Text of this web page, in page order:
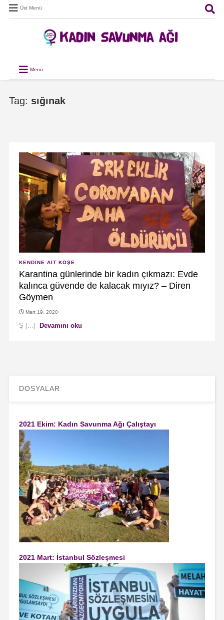
Üst Menü
Menü
Tag: sığınak
KENDINE AIT KÖŞE
Karantina günlerinde bir kadın çıkmazı: Evde
kalınca güvende de kalacak mıyız? – Diren
Göymen
Mart 19, 2020
Ş [...] Devamını oku
DOSYALAR
2021 Ekim: Kadın Savunma Ağı Çalıştayı
2021 Mart: İstanbul Sözleşmesi